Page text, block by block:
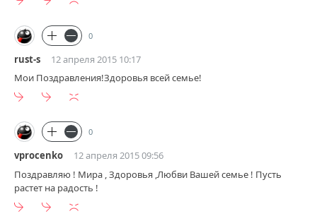
0
rust-s
12 апреля 2015 10:17
Мои Поздравления!Здоровья всей семье!
0
vprocenko
12 апреля 2015 09:56
Поздравляю ! Мира , Здоровья ,Любви Вашей семье ! Пусть
растет на радость !